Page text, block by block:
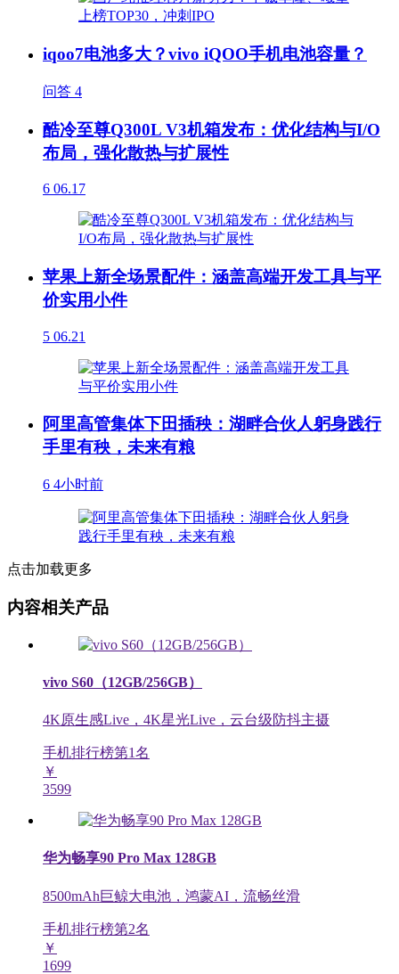
iqoo7电池多大？vivo iQOO手机电池容量？
问答 4
酷冷至尊Q300L V3机箱发布：优化结构与I/O
布局，强化散热与扩展性
6 06.17
苹果上新全场景配件：涵盖高端开发工具与平
价实用小件
5 06.21
阿里高管集体下田插秧：湖畔合伙人躬身践行
手里有秧，未来有粮
6 4小时前
点击加载更多
内容相关产品
vivo S60（12GB/256GB）
4K原生感Live，4K星光Live，云台级防抖主摄
手机排行榜第1名
￥
3599
华为畅享90 Pro Max 128GB
8500mAh巨鲸大电池，鸿蒙AI，流畅丝滑
手机排行榜第2名
￥
1699